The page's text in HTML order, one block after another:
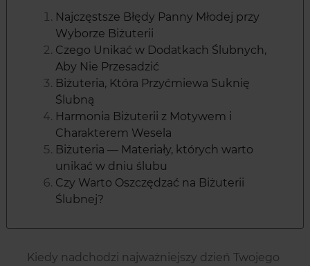
Najczęstsze Błędy Panny Młodej przy
Wyborze Biżuterii
Czego Unikać w Dodatkach Ślubnych,
Aby Nie Przesadzić
Biżuteria, Która Przyćmiewa Suknię
Ślubną
Harmonia Biżuterii z Motywem i
Charakterem Wesela
Biżuteria — Materiały, których warto
unikać w dniu ślubu
Czy Warto Oszczędzać na Biżuterii
Ślubnej?
Kiedy nadchodzi najważniejszy dzień Twojego